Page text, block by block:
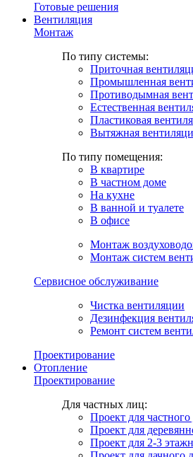
Готовые решения
Вентиляция
Монтаж
По типу системы:
Приточная
Промышленная
Противодымная
Естественная
Пластиковая
Вытяжная
По типу помещения:
В квартире
В частном доме
На кухне
В ванной и туалете
В офисе
Монтаж
Монтаж систем
Сервисное обслуживание
Чистка вентиляции
Дезинфекция
Ремонт систем
Проектирование
Отопление
Проектирование
Для частных лиц:
Проект для частного
Проект для
Проект для 2-3